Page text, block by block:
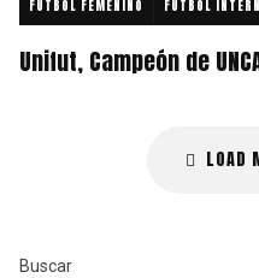
FUTBOL FEMENINO FUTBOL
Unifut, Campeón de
LOAD
Buscar